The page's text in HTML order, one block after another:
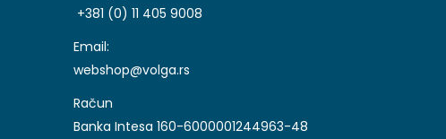
+381 (0) 11 405 9008
Email:
webshop@volga.rs
Račun
Banka Intesa 160-6000001244963-48